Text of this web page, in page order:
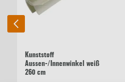
Kunststoff
Aussen-/Innenwinkel weiß
260 cm